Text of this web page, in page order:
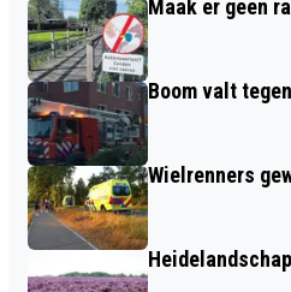
Maak er geen
Boom valt
Wielrenners